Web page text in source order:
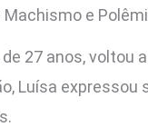
Machismo e
27 anos,
Luísa